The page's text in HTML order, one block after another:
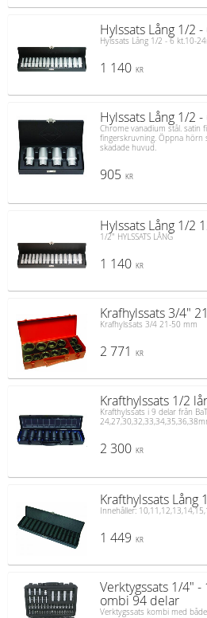
Hylssats Lång 1/2
Hylssats Lång 1/2 - 6 kt.10-
1 140 KR
Hylssats Lång 1/2
Chrome vanadium stål. satin
fingerskruvning. Öppna hörn
skadade huvud.
905 KR
Hylssats Lång 1/2
1/2" HYLSSATS LÅNG
1 140 KR
Krafhylssats 3/4"
Krafhylssats 3/4 21-50 mm
2 771 KR
Krafthylssats 1/2
Krafthylssats i 9 delar från
2 300 KR
Krafthylssats Lång
Innehåller:
1 449 KR
Verktygssats 1/4" -
ombi 94 delar
Verktygssats kombi med